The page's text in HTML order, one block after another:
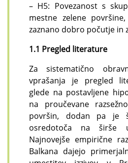
– H5: Povezanost s
mestne zelene
zaznano dobro počutje in
1.1 Pregled literature
Za sistematično
vprašanja je pregled
glede na postavljene
na proučevane
površin, dodan pa je
osredotoča na širše
Najnovejše empirične
Balkana dajejo